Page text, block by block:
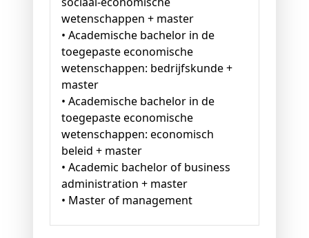
wetenschappen + master
• Academische bachelor in de
toegepaste economische
wetenschappen: bedrijfskunde +
master
• Academische bachelor in de
toegepaste economische
wetenschappen: economisch
beleid + master
• Academic bachelor of business
administration + master
• Master of management